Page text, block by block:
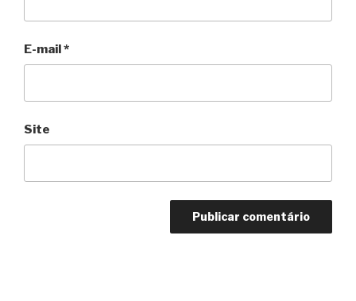
E-mail*
Site